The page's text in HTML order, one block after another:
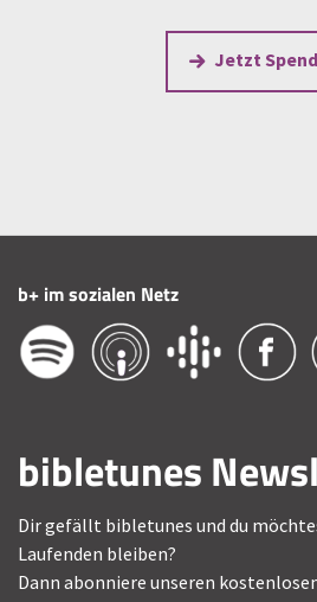
Jetzt
b+ im sozialen Netz
bibletunes
Dir gefällt bibletunes und du
Laufenden bleiben?
Dann abonniere unseren